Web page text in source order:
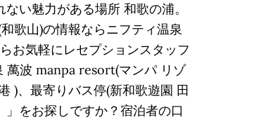
い魅力がある場所 和歌の浦。
歌山)の情報ならニフティ温泉
お気軽にレセプションスタッフ
萬波 manpa resort(マンパ リゾ
)、最寄りバス停(新和歌遊園 田
をお探しですか？宿泊者の口